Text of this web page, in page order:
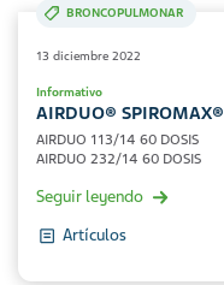
BRONCOPULMONAR
13 diciembre 2022
Informativo
AIRDUO® SPIROMAX®
AIRDUO 113/14 60 DOSIS
AIRDUO 232/14 60 DOSIS
Seguir leyendo
Artículos